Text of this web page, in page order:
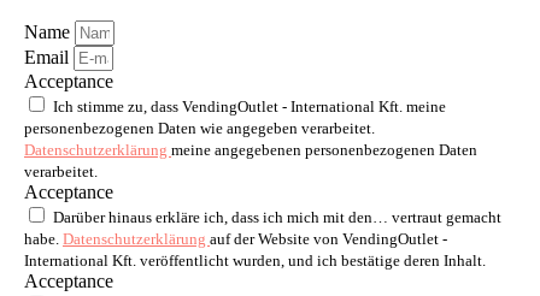
Name
Email
Acceptance
Ich stimme zu, dass VendingOutlet - International Kft. meine
personenbezogenen Daten wie angegeben verarbeitet.
Datenschutzerklärung meine angegebenen personenbezogenen Daten
verarbeitet.
Acceptance
Darüber hinaus erkläre ich, dass ich mich mit den… vertraut gemacht
habe. Datenschutzerklärung auf der Website von VendingOutlet -
International Kft. veröffentlicht wurden, und ich bestätige deren Inhalt.
Acceptance